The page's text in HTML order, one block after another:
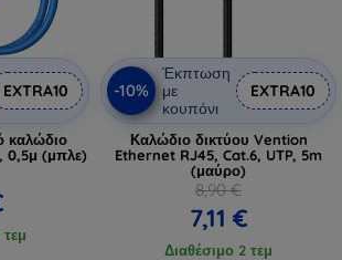
EXTRA10
καλώδιο
0,5μ (μπλε)
-10%
Έκπτωση
με
κουπόνι
EXTRA10
Καλώδιο δικτύου Vention
Ethernet RJ45, Cat.6, UTP, 5m
(μαύρο)
8,90 €
7,11 €
Διαθέσιμο 2 τεμ